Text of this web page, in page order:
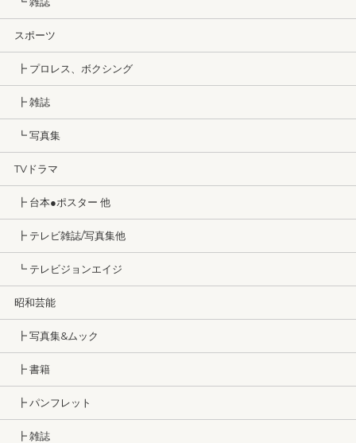
スポーツ
┣ プロレス、ボクシング
┣ 雑誌
┗ 写真集
TVドラマ
┣ 台本●ポスター 他
┣ テレビ雑誌/写真集他
┗ テレビジョンエイジ
昭和芸能
┣ 写真集&ムック
┣ 書籍
┣ パンフレット
┣ 雑誌